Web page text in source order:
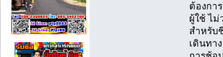
ต้องกา
ผู้ใช้ ไม่
สำหรับ
เดินทา